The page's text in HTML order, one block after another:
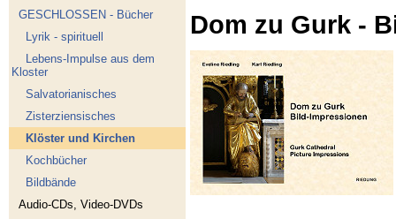
GESCHLOSSEN - Bücher
Lyrik - spirituell
Lebens-Impulse aus dem
Kloster
Salvatorianisches
Zisterziensisches
Klöster und Kirchen
Kochbücher
Bildbände
Audio-CDs, Video-DVDs
Dom zu Gurk -